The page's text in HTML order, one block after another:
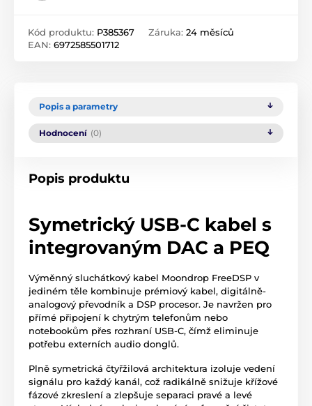
Kód produktu: P385367
EAN: 6972585501712
Záruka: 24 měsíců
Popis a parametry
Hodnocení (0)
Popis produktu
Symetrický USB-C kabel s
integrovaným DAC a PEQ
Výměnný sluchátkový kabel Moondrop FreeDSP v
jediném těle kombinuje prémiový kabel, digitálně-
analogový převodník a DSP procesor. Je navržen pro
přímé připojení k chytrým telefonům nebo
notebookům přes rozhraní USB-C, čímž eliminuje
potřebu externích audio donglů.
Plně symetrická čtyřžilová architektura izoluje vedení
signálu pro každý kanál, což radikálně snižuje křížové
fázové zkreslení a zlepšuje separaci pravé a levé